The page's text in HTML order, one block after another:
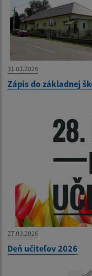
31.03.2026
Zápis do základnej
27.03.2026
Deň učiteľov 2026